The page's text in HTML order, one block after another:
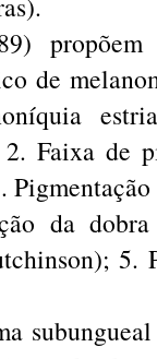
de
Faixa de
da
5.